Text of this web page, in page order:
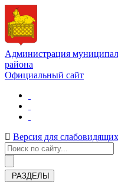
Администрация
района
Официальный сайт
Версия для слабовидящих
РАЗДЕЛЫ